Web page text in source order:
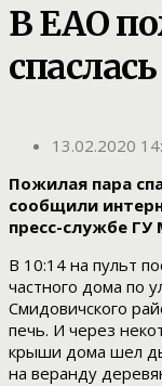
В ЕАО
13.02.2020
Пожилая пара
сообщили
пресс-службе ГУ
В 10:14 на пульт
частного дома по
Смидовичского
печь. И через
крыши дома шел
на веранду